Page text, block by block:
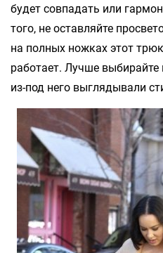
будет совпадать или
того, не оставляйте
на полных ножках этот
работает. Лучше
из-под него выглядывали